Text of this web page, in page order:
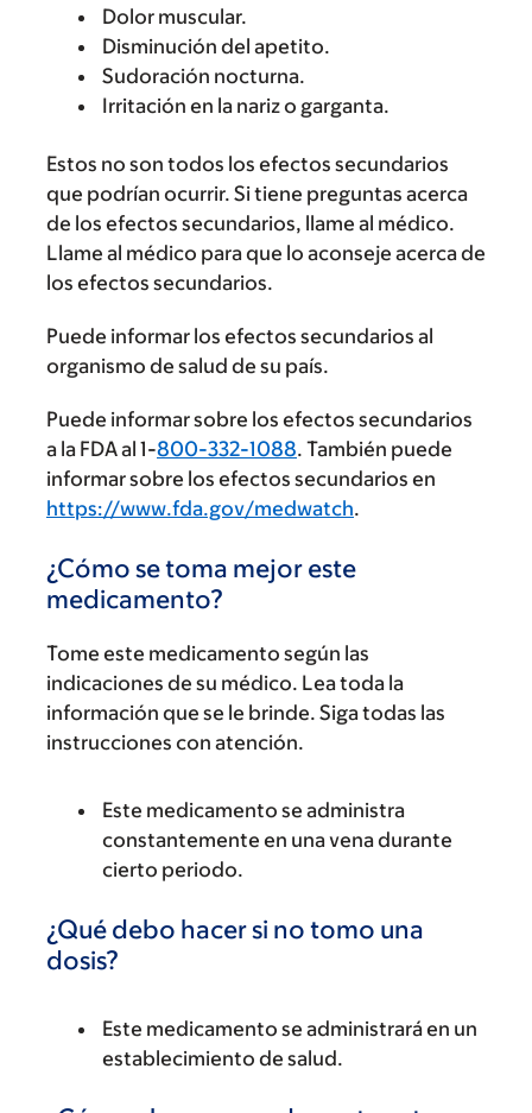
Dolor muscular.
Disminución del apetito.
Sudoración nocturna.
Irritación en la nariz o garganta.
Estos no son todos los efectos secundarios
que podrían ocurrir. Si tiene preguntas acerca
de los efectos secundarios, llame al médico.
Llame al médico para que lo aconseje acerca de
los efectos secundarios.
Puede informar los efectos secundarios al
organismo de salud de su país.
Puede informar sobre los efectos secundarios
a la FDA al 1-800-332-1088. También puede
informar sobre los efectos secundarios en
https://www.fda.gov/medwatch.
¿Cómo se toma mejor este
medicamento?
Tome este medicamento según las
indicaciones de su médico. Lea toda la
información que se le brinde. Siga todas las
instrucciones con atención.
Este medicamento se administra
constantemente en una vena durante
cierto periodo.
¿Qué debo hacer si no tomo una
dosis?
Este medicamento se administrará en un
establecimiento de salud.